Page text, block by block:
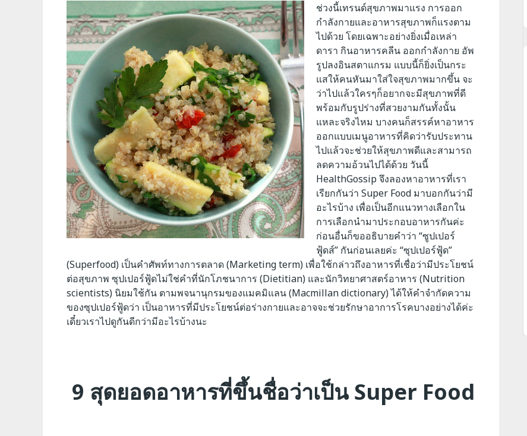
ช่วงนี้เทรนด์สุขภาพมาแรง การออก
กำลังกายและอาหารสุขภาพก็แรงตาม
ไปด้วย โดยเฉพาะอย่างยิ่งเมื่อเหล่า
ดารา กินอาหารคลีน ออกกำลังกาย อัพ
รูปลงอินสตาแกรม แบบนี้ก็ยิ่งเป็นกระ
แสให้คนหันมาใส่ใจสุขภาพมากขึ้น จะ
ว่าไปแล้วใครๆก็อยากจะมีสุขภาพที่ดี
พร้อมกับรูปร่างที่สวยงามกันทั้งนั้น
แหละจริงไหม บางคนก็สรรค์หาอาหาร
ออกแบบเมนูอาหารที่คิดว่ารับประทาน
ไปแล้วจะช่วยให้สุขภาพดีและสามารถ
ลดความอ้วนไปได้ด้วย วันนี้
HealthGossip จึงลองหาอาหารที่เรา
เรียกกันว่า Super Food มาบอกกันว่ามี
อะไรบ้าง เพื่อเป็นอีกแนวทางเลือกใน
การเลือกนำมาประกอบอาหารกันค่ะ
ก่อนอื่นก็ขออธิบายคำว่า “ซูปเปอร์
ฟู้ดส์” กันก่อนเลยค่ะ “ซุปเปอร์ฟู้ด”
(Superfood) เป็นคำศัพท์ทางการตลาด (Marketing term) เพื่อใช้กล่าวถึงอาหารที่เชื่อว่ามีประโยชน์
ต่อสุขภาพ ซุปเปอร์ฟู้ดไม่ใช่คำที่นักโภชนาการ (Dietitian) และนักวิทยาศาสตร์อาหาร (Nutrition
scientists) นิยมใช้กัน ตามพจนานุกรมของแมคมิแลน (Macmillan dictionary) ได้ให้คำจำกัดความ
ของซุปเปอร์ฟู้ดว่า เป็นอาหารที่มีประโยชน์ต่อร่างกายและอาจจะช่วยรักษาอาการโรคบางอย่างได้ค่ะ
เดี๋ยวเราไปดูกันดีกว่ามีอะไรบ้างนะ
9 สุดยอดอาหารที่ขึ้นชื่อว่าเป็น Super Food